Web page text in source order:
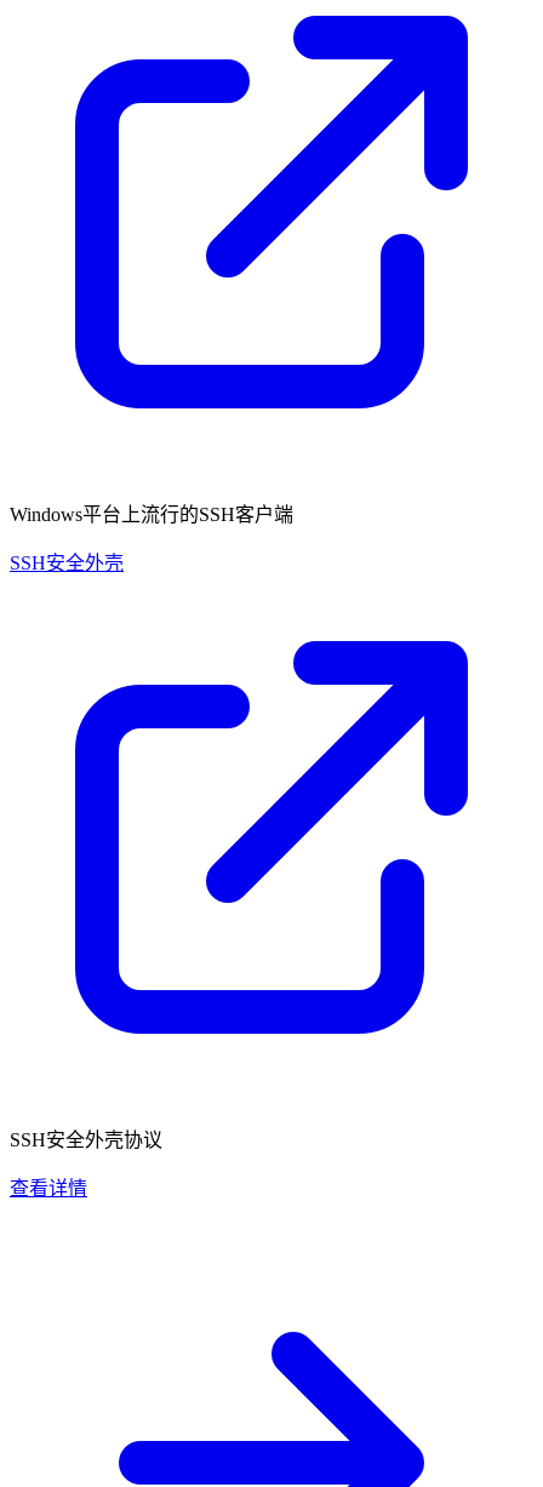
Windows平台上流行的SSH客户端
SSH安全外壳
SSH安全外壳协议
查看详情